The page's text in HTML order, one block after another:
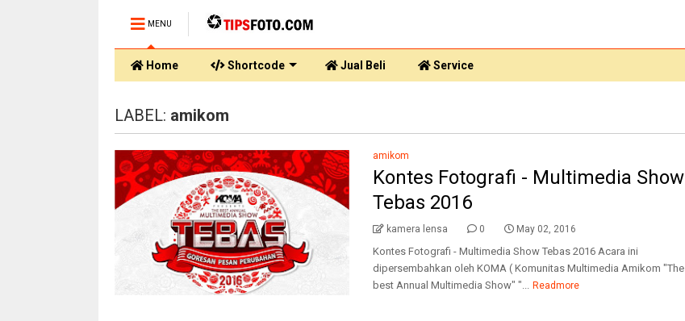
MENU
Home Shortcode Jual Beli Service
LABEL: amikom
amikom
Kontes Fotografi - Multimedia Show
Tebas 2016
kamera lensa 0 May 02, 2016
Kontes Fotografi - Multimedia Show Tebas 2016 Acara ini
dipersembahkan oleh KOMA ( Komunitas Multimedia Amikom "The
best Annual Multimedia Show" "... Readmore